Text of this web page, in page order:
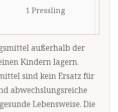
1 Pressling
außerhalb der
Kindern lagern.
sind kein Ersatz für
abwechslungsreiche
Lebensweise. Die